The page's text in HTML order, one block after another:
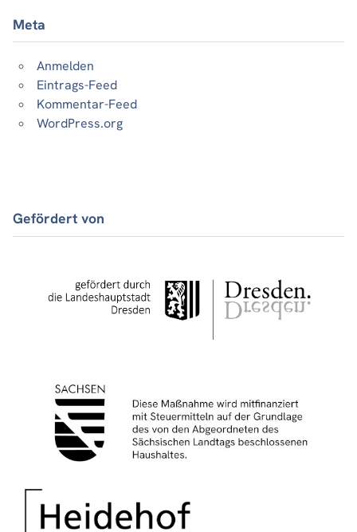
Meta
Anmelden
Eintrags-Feed
Kommentar-Feed
WordPress.org
Gefördert von